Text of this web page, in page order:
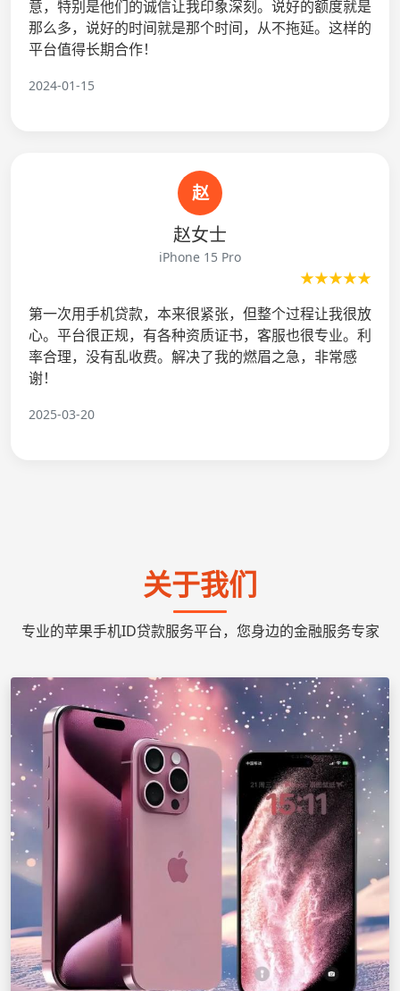
意，特别是他们的诚信让我印象深刻。说好的额度就是
那么多，说好的时间就是那个时间，从不拖延。这样的
平台值得长期合作！
2024-01-15
赵
赵女士
iPhone 15 Pro
★★★★★
第一次用手机贷款，本来很紧张，但整个过程让我很放
心。平台很正规，有各种资质证书，客服也很专业。利
率合理，没有乱收费。解决了我的燃眉之急，非常感
谢！
2025-03-20
关于我们
专业的苹果手机ID贷款服务平台，您身边的金融服务专家